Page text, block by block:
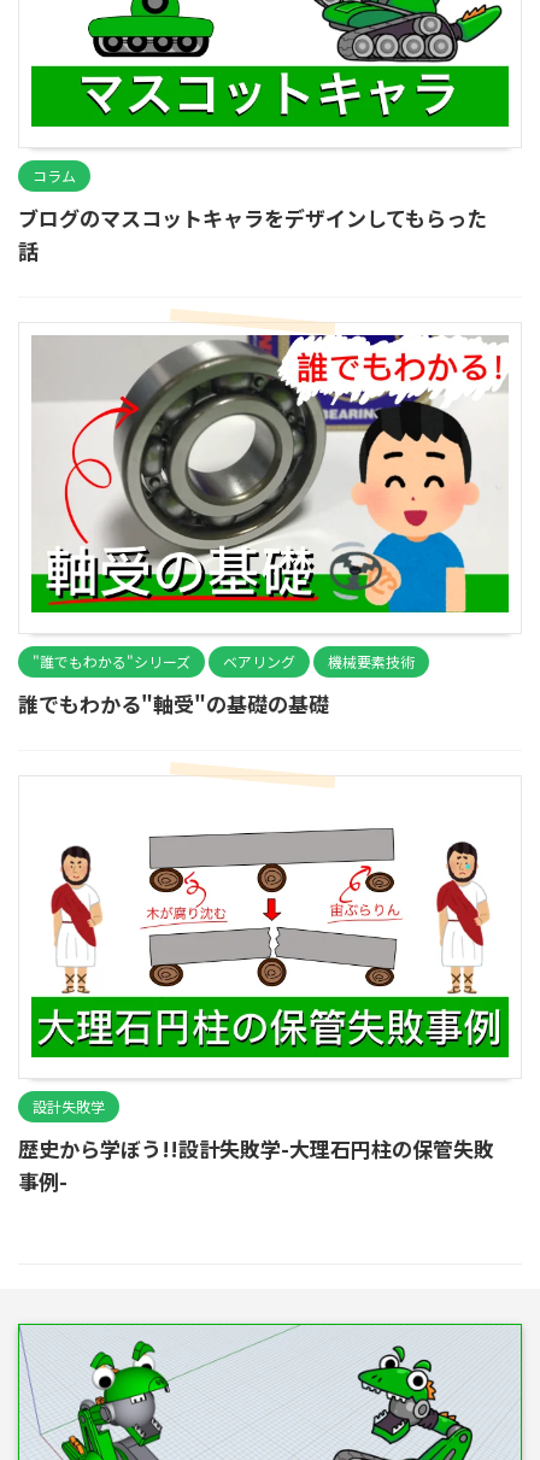
コラム
ブログのマスコットキャラをデザインしてもらった
話
"誰でもわかる"シリーズ ベアリング 機械要素技術
誰でもわかる"軸受"の基礎の基礎
設計失敗学
歴史から学ぼう!!設計失敗学-大理石円柱の保管失敗
事例-